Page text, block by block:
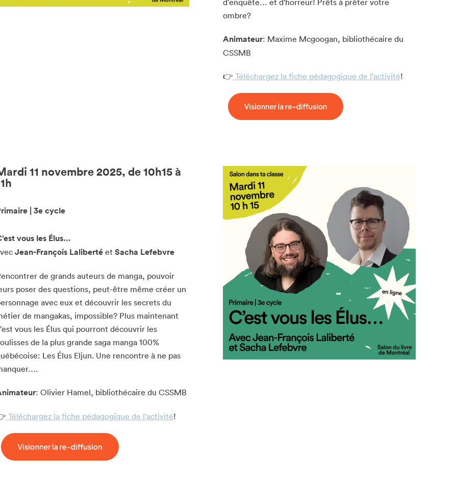
d'enquête… et d'horreur! Prêts à prêter votre
ombre?
Animateur: Maxime Mcgoogan, bibliothécaire du
CSSMB
👉 Téléchargez la fiche pédagogique de l'activité!
11 novembre 2025, de 10h15 à
| 3e cycle
vous les Élus…
Jean-François Laliberté et Sacha Lefebvre
de grands auteurs de manga, pouvoir
poser des questions, peut-être même créer un
avec eux et découvrir les secrets du
de mangakas, impossible? Plus maintenant
vous les Élus qui pourront découvrir les
de la plus grande saga manga 100%
Les Élus Eljun. Une rencontre à ne pas
: Olivier Hamel, bibliothécaire du CSSMB
Téléchargez la fiche pédagogique de l'activité!